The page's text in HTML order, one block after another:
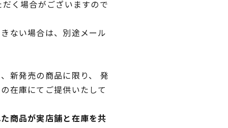
く場合がございますので
ない場合は、別途メール
新発売の商品に限り、 発
在庫にてご提供いたして
商品が実店舗と在庫を共